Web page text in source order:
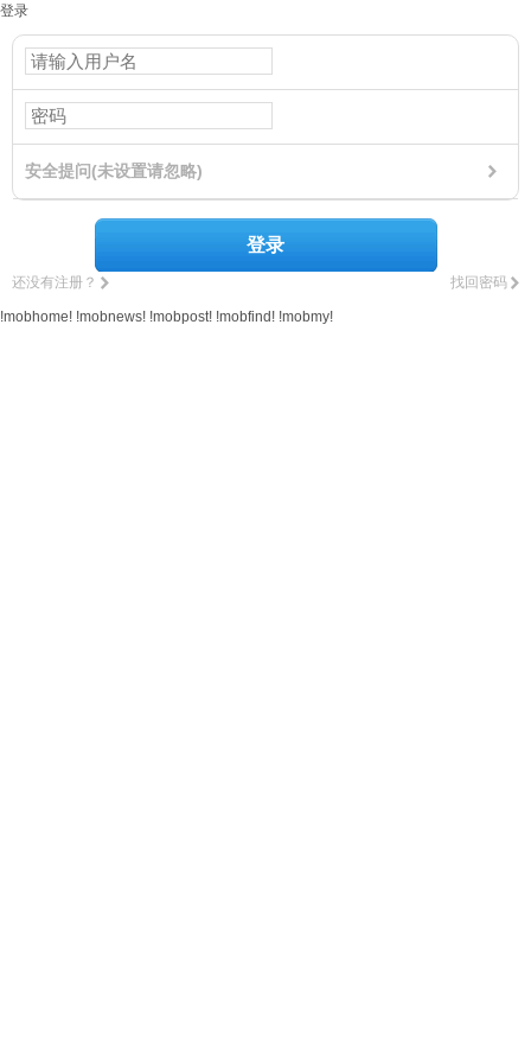
登录
安全提问(未设置请忽略)
登录
找回密码
还没有注册？
!mobhome! !mobnews! !mobpost! !mobfind! !mobmy!